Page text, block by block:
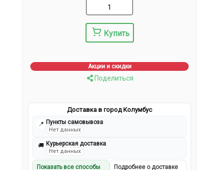
Купить
Акции и скидки
Поделиться
Доставка в город Колумбус
📍 Пункты самовывоза
Нет данных
🚚 Курьерская доставка
Нет данных
Показать все способы Подробнее о доставке